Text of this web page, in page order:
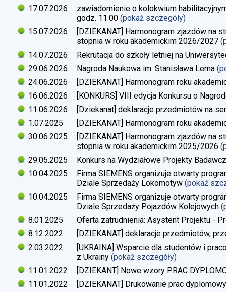
17.07.2026
zawiadomienie o kolokwium
godz. 11.00 (pokaż szczegóły)
15.07.2026
[DZIEKANAT] Harmonogram zjazdów na
stopnia w roku akademickim 2026/2027
14.07.2026
Rekrutacja do szkoły letniej na
29.06.2026
Nagroda Naukowa im. Stanisława Lema
24.06.2026
[DZIEKANAT] Harmonogram roku
16.06.2026
[KONKURS] VIII edycja Konkursu o
11.06.2026
[Dziekanat] deklaracje przedmiotów na
1.07.2025
[DZIEKANAT] Harmonogram roku
30.06.2025
[DZIEKANAT] Harmonogram zjazdów na
stopnia w roku akademickim 2025/2026
29.05.2025
Konkurs na Wydziałowe Projekty
10.04.2025
Firma SIEMENS organizuje otwarty
Dziale Sprzedaży Lokomotyw (pokaż
10.04.2025
Firma SIEMENS organizuje otwarty
Dziale Sprzedaży Pojazdów Kolejowych
8.01.2025
Oferta zatrudnienia: Asystent Projektu -
8.12.2022
[DZIEKANAT] deklaracje przedmiotów,
2.03.2022
[UKRAINA] Wsparcie dla studentów i
z Ukrainy (pokaż szczegóły)
11.01.2022
[DZIEKANT] Nowe wzory PRAC
11.01.2022
[DZIEKANAT] Drukowanie prac